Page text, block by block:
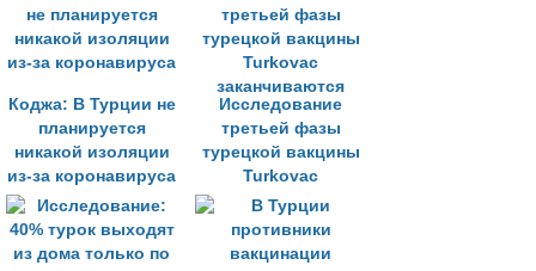
Коджа: В Турции не
планируется
никакой изоляции
из-за коронавируса
Исследование
третьей фазы
турецкой вакцины
Turkovac
заканчиваются